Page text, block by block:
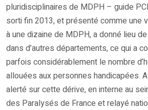
pluridisciplinaires de MDPH – guide
sorti fin 2013, et présenté comme une
à une dizaine de MDPH, a donné lieu
dans d’autres départements, ce qui a
parfois considérablement le nombre
allouées aux personnes handicapées.
alerté sur cette dérive, en interne au
des Paralysés de France et relayé